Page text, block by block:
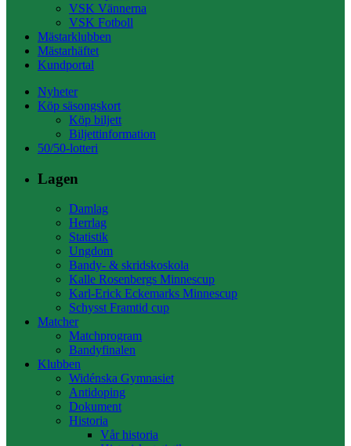
VSK Vännerna
VSK Fotboll
Mästarklubben
Mästarhäftet
Kundportal
Nyheter
Köp säsongskort
Köp biljett
Biljettinformation
50/50-lotteri
Lagen
Damlag
Herrlag
Statistik
Ungdom
Bandy- & skridskoskola
Kalle Rosenbergs Minnescup
Karl-Erick Eckemarks Minnescup
Schysst Framtid cup
Matcher
Matchprogram
Bandyfinalen
Klubben
Widénska Gymnasiet
Antidoping
Dokument
Historia
Vår historia